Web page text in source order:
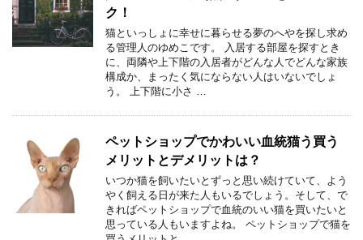
ク！
猫といっしょに幸せに暮らせる夢のへやを探し求め
る管理人のゆめこです。 入居する部屋を探すとき
に、両隣や上下階の入居者がどんな人でどんな家族
構成か、まったく気にならない人はいないでしょ
う。 上下階に小さ …
ペットショップでかわいい血統猫う買う
メリットとデメリットは？
いつか猫を飼いたいとずっと思い続けていて、よう
やく飼える日が来た人もいるでしょう。そして、で
きればペットショップで血統のいい猫を買いたいと
思っている人もいますよね。 ペットショップで猫を